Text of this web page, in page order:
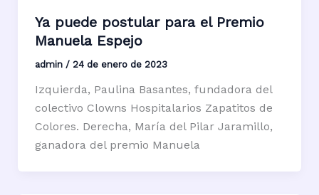
Ya puede postular para el Premio
Manuela Espejo
admin / 24 de enero de 2023
Izquierda, Paulina Basantes, fundadora del
colectivo Clowns Hospitalarios Zapatitos de
Colores. Derecha, María del Pilar Jaramillo,
ganadora del premio Manuela